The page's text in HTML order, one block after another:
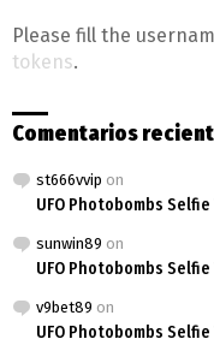
Please fill the
tokens.
Comentarios
st666vvip on
UFO Photobombs
sunwin89 on
UFO Photobombs
v9bet89 on
UFO Photobombs